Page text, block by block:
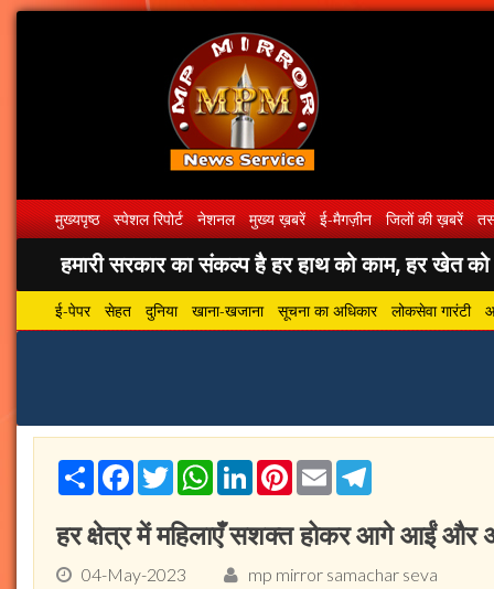
मुख्यपृष्ठ स्पेशल रिपोर्ट नेशनल मुख्य ख़बरें ई-मैगज़ीन जिलों की ख़बरें
हमारी सरकार का संकल्प है हर हाथ को काम, हर खेत को
ई-पेपर सेहत दुनिया खाना-खजाना सूचना का अधिकार लोकसेवा गारंटी
ShareFacebook
TwitterWhatsApp
LinkedInPinterest
Email
हर क्षेत्र में महिलाएँ सशक्त होकर आगे आईं और
04-May-2023 mp mirror samachar seva